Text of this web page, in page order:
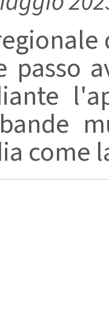
passo
come